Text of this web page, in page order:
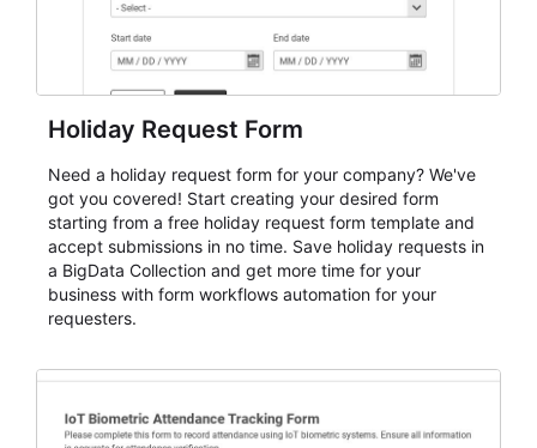
Holiday Request Form
Need a holiday request form for your company? We've
got you covered! Start creating your desired form
starting from a free holiday request form template and
accept submissions in no time. Save holiday requests in
a BigData Collection and get more time for your
business with form workflows automation for your
requesters.